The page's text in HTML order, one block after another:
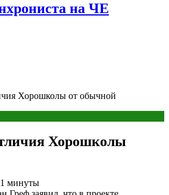
на ЧЕ
Хорошколы от обычной
Хорошколы
1 минуты